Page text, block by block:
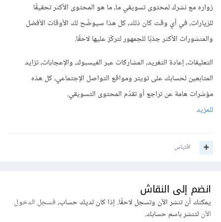
زواره مع نشرك لمحتوى تسويقي ما، ما هو المحتوى الأكثر تحقيقًا
للزيارات، في أي وقت كان ذلك، كل هذا سيوضّح لك الأوقات الأفضل
والمنشورات الأكثر جذبًا للجمهور لتركّز عليها لاحقًا.
التعليقات، إعادة التغريد، المشاركات عبر الفيسبوك، والإعجابات، تزايد
المتابعين لحسابك على تويتر ومواقع التواصل الإجتماعي، كل هذه
مؤشرات هامة عن تراجع أو تقدّم المحتوى التسويقي.
للمزيد
اقتباس
انضم إلى النقاش
يمكنك أن تنشر الآن وتسجل لاحقًا. إذا كان لديك حساب،فسجل الدخول
الآنلتنشر باسم حسابك.